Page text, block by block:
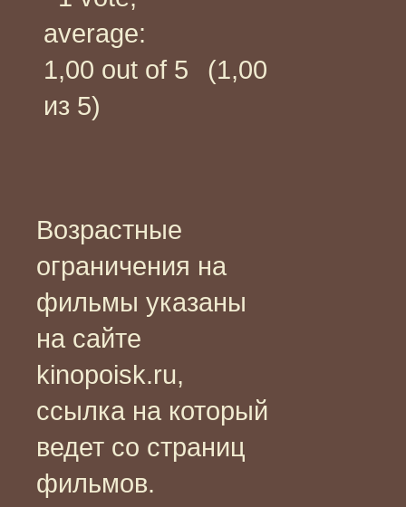
(1,00
из 5)
Возрастные
ограничения на
фильмы указаны
на сайте
kinopoisk.ru,
ссылка на который
ведет со страниц
фильмов.